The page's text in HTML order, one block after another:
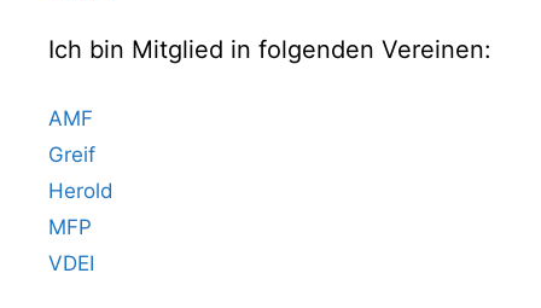
Ich bin Mitglied in folgenden Vereinen:
AMF
Greif
Herold
MFP
VDEI